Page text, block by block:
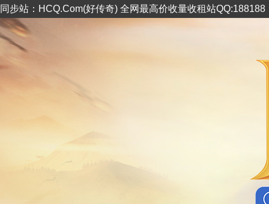
同步站：HCQ.Com(好传奇) 全网最高价收量收租站